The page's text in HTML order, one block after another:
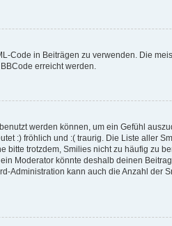
Code in Beiträgen zu verwenden. Die
erreicht werden.
werden können, um ein Gefühl
:) fröhlich und :( traurig. Die Liste aller
bitte trotzdem, Smilies nicht zu häufig zu
Moderator könnte deshalb deinen
Administration kann auch die Anzahl der